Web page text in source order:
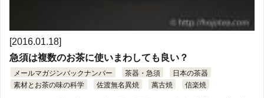
[2016.01.18]
急須は複数のお茶に使いまわしても良い？
メールマガジンバックナンバー 茶器・急須
日本の茶器
素材とお茶の味の科学
佐渡無名異焼 萬古焼 信楽焼